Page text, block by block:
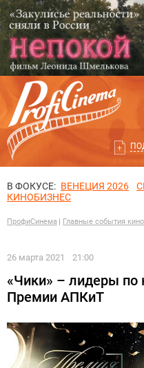
В ФОКУСЕ: ВЕНЕЦИЯ 2026
КИНОБИЗНЕС
ПрофиСинема Главные события
26 марта 2021 21:00
«Чики» – лидеры по
Премии АПКиТ